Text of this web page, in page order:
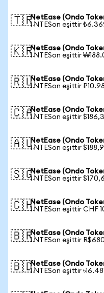
🇹🇷NetEase (Ondo
1 NTESon eşittir
🇰🇷NetEase (Ondo
1 NTESon eşittir
🇷🇺NetEase (Ondo
1 NTESon eşittir
🇨🇦NetEase (Ondo
1 NTESon eşittir
🇦🇺NetEase (Ondo
1 NTESon eşittir
🇸🇬NetEase (Ondo
1 NTESon eşittir
🇨🇭NetEase (Ondo
1 NTESon eşittir CHF
🇧🇷NetEase (Ondo
1 NTESon eşittir
🇧🇩NetEase (Ondo
1 NTESon eşittir